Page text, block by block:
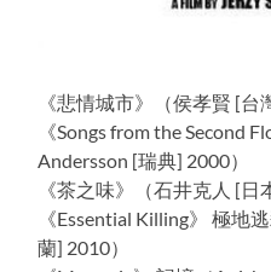
《悲情城市》（侯孝賢 [台
《Songs from the Second
Andersson [瑞典] 2000）
《茶之味》（石井克人 [日
《Essential Killing》 極地
蘭] 2010）